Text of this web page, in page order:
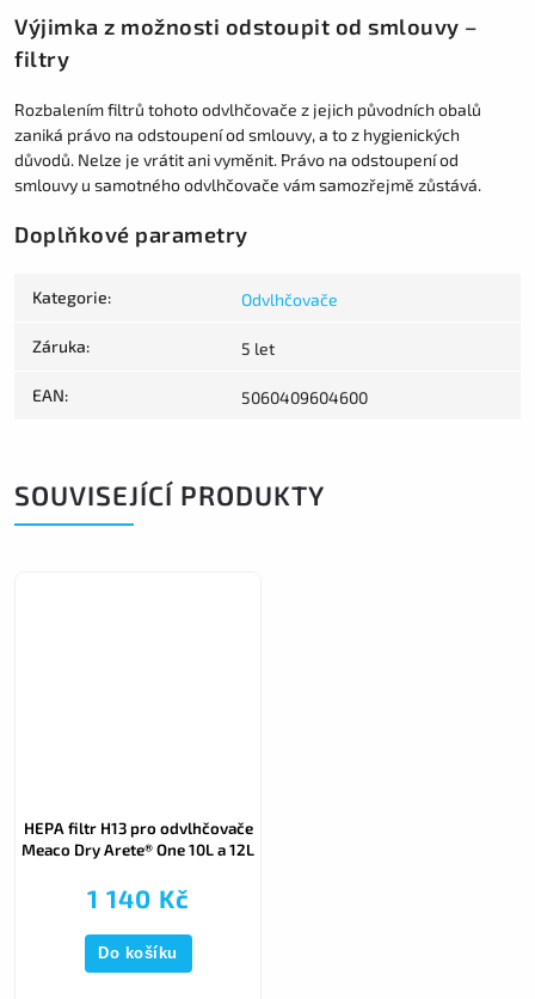
Výjimka z možnosti odstoupit od smlouvy –
filtry
Rozbalením filtrů tohoto odvlhčovače z jejich původních obalů
zaniká právo na odstoupení od smlouvy, a to z hygienických
důvodů. Nelze je vrátit ani vyměnit. Právo na odstoupení od
smlouvy u samotného odvlhčovače vám samozřejmě zůstává.
Doplňkové parametry
Kategorie: Odvlhčovače
Záruka: 5 let
EAN: 5060409604600
SOUVISEJÍCÍ PRODUKTY
HEPA filtr H13 pro odvlhčovače
Meaco Dry Arete® One 10L a 12L
1 140 Kč
Do košíku